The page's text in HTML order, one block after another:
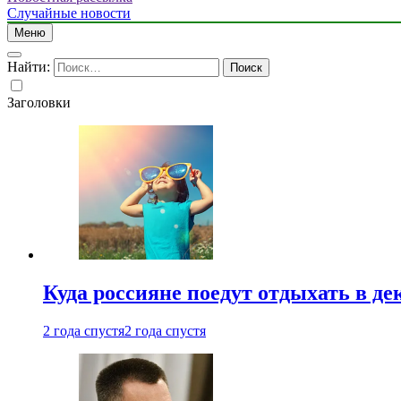
Случайные новости
Меню
Найти:
Заголовки
Куда россияне поедут отдыхать в
2 года спустя2 года спустя